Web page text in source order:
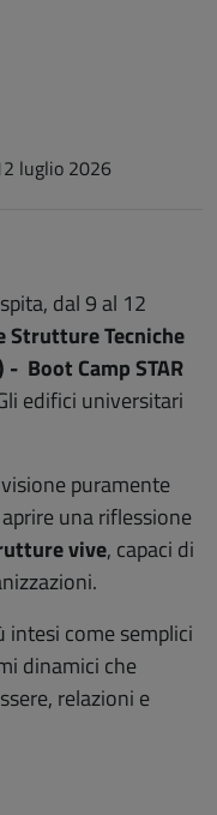
luglio 2026
dal 9 al 12
Strutture Tecniche
Boot Camp STAR
edifici universitari
puramente
una riflessione
vive, capaci di
come semplici
dinamici che
relazioni e